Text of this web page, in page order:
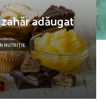
adăugat
NUTRIȚIE